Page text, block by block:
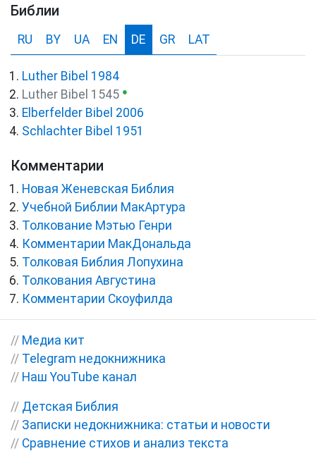
Библии
RU BY UA EN DE GR LAT
Luther Bibel 1984
Luther Bibel 1545 ●
Elberfelder Bibel 2006
Schlachter Bibel 1951
Комментарии
Новая Женевская Библия
Учебной Библии МакАртура
Толкование Мэтью Генри
Комментарии МакДональда
Толковая Библия Лопухина
Толкования Августина
Комментарии Скоуфилда
// Медиа кит
// Telegram недокнижника
// Наш YouTube канал
// Детская Библия
// Записки недокнижника: статьи и новости
// Сравнение стихов и анализ текста